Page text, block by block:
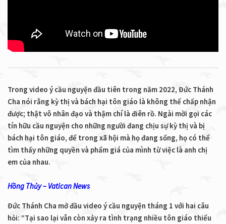
Trong video ý cầu nguyện đầu tiên trong năm 2022, Đức Thánh
Cha nói rằng kỳ thị và bách hại tôn giáo là không thể chấp nhận
được; thật vô nhân đạo và thậm chí là điên rồ. Ngài mời gọi các
tín hữu cầu nguyện cho những người đang chịu sự kỳ thị và bị
bách hại tôn giáo, để trong xã hội mà họ đang sống, họ có thể
tìm thấy những quyền và phẩm giá của mình từ việc là anh chị
em của nhau.
Hồng Thủy – Vatican News
Đức Thánh Cha mở đầu video ý cầu nguyện tháng 1 với hai câu
hỏi: “Tại sao lại vẫn còn xảy ra tình trạng nhiều tôn giáo thiểu